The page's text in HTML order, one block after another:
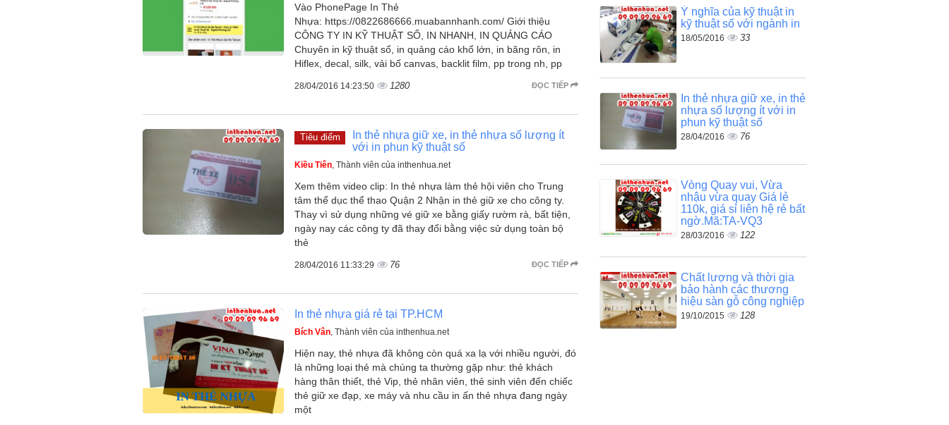
Vào PhonePage In Thẻ
Nhựa: https://0822686666.muabannhanh.com/ Giới thiệu
CÔNG TY IN KỸ THUẬT SỐ, IN NHANH, IN QUẢNG CÁO
Chuyên in kỹ thuật số, in quảng cáo khổ lớn, in băng rôn, in
Hiflex, decal, silk, vải bố canvas, backlit film, pp trong nh, pp
ĐỌC TIẾP
28/04/2016 14:23:50 1280
Tiêu điểm
In thẻ nhựa giữ xe, in thẻ nhựa số lượng ít
với in phun kỹ thuật số
Kiều Tiên , Thành viên của inthenhua.net
Xem thêm video clip: In thẻ nhựa làm thẻ hội viên cho Trung
tâm thể dục thể thao Quận 2 Nhận in thẻ giữ xe cho công ty.
Thay vì sử dụng những vé giữ xe bằng giấy rườm rà, bất tiện,
ngày nay các công ty đã thay đổi bằng việc sử dụng toàn bộ
thẻ
ĐỌC TIẾP
28/04/2016 11:33:29 76
In thẻ nhựa giá rẻ tại TP.HCM
Bích Vân , Thành viên của inthenhua.net
Hiện nay, thẻ nhựa đã không còn quá xa lạ với nhiều người, đó
là những loại thẻ mà chúng ta thường gặp như: thẻ khách
hàng thân thiết, thẻ Vip, thẻ nhân viên, thẻ sinh viên đến chiếc
thẻ giữ xe đạp, xe máy và nhu cầu in ấn thẻ nhựa đang ngày
một
Ý nghĩa của kỹ thuật in
kỹ thuật số với ngành in
18/05/2016 33
In thẻ nhựa giữ xe, in thẻ
nhựa số lượng ít với in
phun kỹ thuật số
28/04/2016 76
Vòng Quay vui, Vừa
nhậu vừa quay Giá lẻ
110k, giá sỉ liên hệ rẻ bất
ngờ.Mã:TA-VQ3
28/03/2016 122
Chất lượng và thời gia
bảo hành các thương
hiệu sàn gỗ công nghiệp
19/10/2015 128